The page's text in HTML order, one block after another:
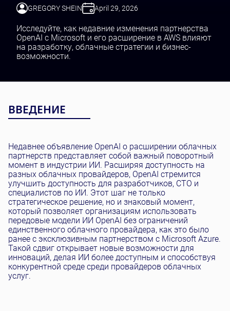
Тестирование и QA
SaaS Разработка
GREGORY SHEIN April 29, 2026
Исследуйте, как недавние изменения партнерства
OpenAI с Microsoft и его расширение в AWS влияют
на разработку, облачные стратегии и бизнес-
возможности.
ВВЕДЕНИЕ
Недавнее объявление OpenAI о расширении облачных
партнерств представляет собой важный поворотный
момент в индустрии ИИ. Расширяя доступность на
разных облачных провайдеров, OpenAI стремится
улучшить доступность для разработчиков, CTO и
специалистов по ИИ. Этот шаг не только
стратегическое решение, но и знаковый момент,
который позволяет организациям использовать
передовые модели ИИ OpenAI без ограничений
единственного облачного провайдера, как это было
ранее с эксклюзивным партнерством с Microsoft Azure.
Такой сдвиг открывает новые возможности для
инноваций, делая ИИ более доступным и способствуя
конкурентной среде среди провайдеров облачных
услуг.